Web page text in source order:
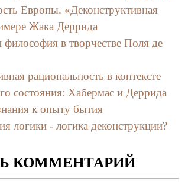
Европы. «Деконструктивная
Жака Деррида
философия в творчестве Поля де
рациональность в контексте
состояния: Хабермас и Деррида
к опыту бытия
логики - логика деконструкции?
КОММЕНТАРИЙ